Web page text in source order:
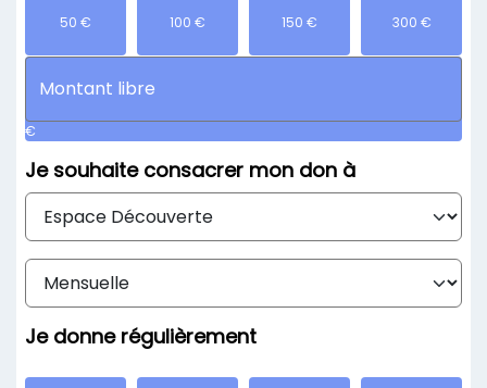
50 € 100 € 150 € 300 €
€
Je souhaite consacrer mon don à
Je donne régulièrement